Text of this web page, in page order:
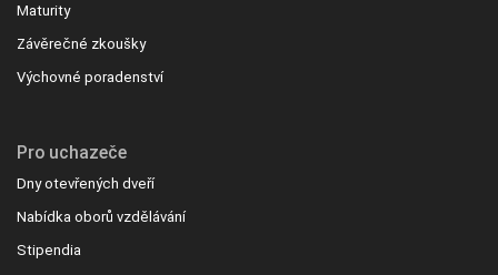
Maturity
Závěrečné zkoušky
Výchovné poradenství
Pro uchazeče
Dny otevřených dveří
Nabídka oborů vzdělávání
Stipendia